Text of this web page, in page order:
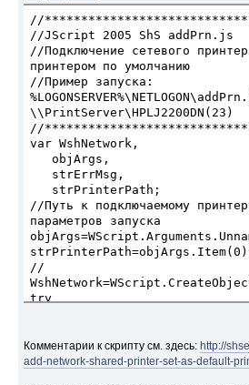
//*************************
//JScript 2005 ShS addPrn.js
//Подключение сетевого
принтером по умолчанию
//Пример запуска:
\\PrintServer\HPLJ2200DN(23)
//***************************
var WshNetwork,
objArgs,
strErrMsg,
strPrinterPath;
//Путь к подключаемому
параметров запуска
//
try
Комментарии к скрипту см. здесь: http://
add-network-shared-printer-set-as-default-